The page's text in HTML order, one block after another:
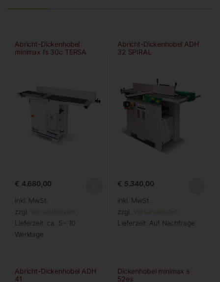
Abricht-Dickenhobel
minimax fs 30c TERSA
€ 4.680,00
inkl. MwSt.
zzgl. Versandkosten
Lieferzeit: ca. 5 - 10
Werktage
Abricht-Dickenhobel ADH
32 SPIRAL
€ 5.340,00
inkl. MwSt.
zzgl. Versandkosten
Lieferzeit: Auf Nachfrage
Abricht-Dickenhobel ADH
41
Dickenhobel minimax s
52es